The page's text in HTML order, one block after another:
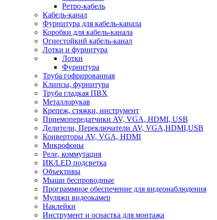
Ретро-кабель
Кабель-канал
Фурнитура для кабель-канала
Коробки для кабель-канала
Огнестойкий кабель-канал
Лотки и фурнитура
Лотки
Фурнитура
Труба гофрированная
Клипсы, фурнитура
Труба гладкая ПВХ
Металлорукав
Крепеж, стяжки, инструмент
Приемопередатчики AV, VGA, HDMI, USB
Делители, Переключатели AV, VGA,HDMI,USB
Конверторы AV, VGA, HDMI
Микрофоны
Реле, коммутация
ИК/LED подсветка
Объективы
Мыши беспроводные
Программное обеспечение для видеонаблюдения
Муляжи видеокамер
Наклейки
Инструмент и оснастка для монтажа